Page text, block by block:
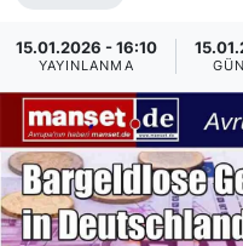
15.01.2026 - 16:10
YAYINLANMA